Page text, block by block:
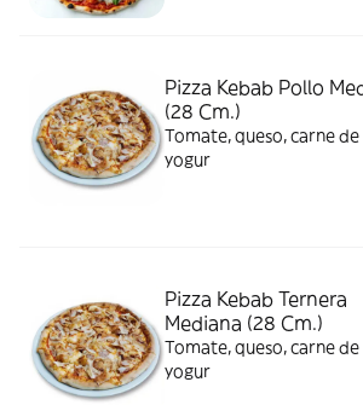
Pizza Kebab Pollo
(28 Cm.)
Tomate, queso, carne de
yogur
Pizza Kebab Ternera
Mediana (28 Cm.)
Tomate, queso, carne de
yogur